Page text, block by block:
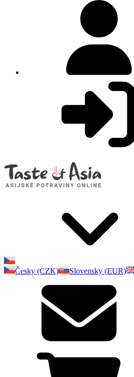
Česky (CZK)
Slovensky (EUR)